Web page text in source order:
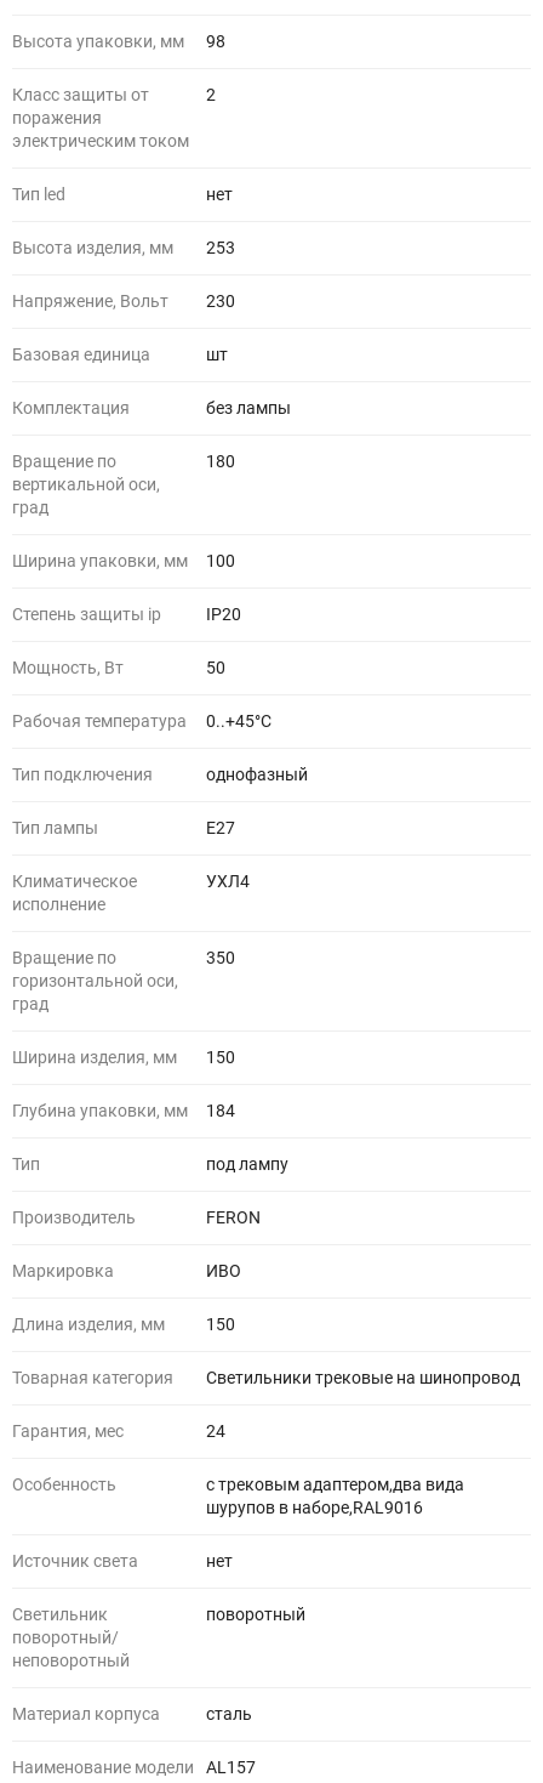
Высота упаковки, мм 98
Класс защиты от
поражения
электрическим током
2
Тип led нет
Высота изделия, мм 253
Напряжение, Вольт 230
Базовая единица шт
Комплектация без лампы
Вращение по
вертикальной оси,
град
180
Ширина упаковки, мм 100
Степень защиты ip IP20
Мощность, Вт 50
Рабочая температура 0..+45°C
Тип подключения однофазный
Тип лампы E27
Климатическое
исполнение
УХЛ4
Вращение по
горизонтальной оси,
град
350
Ширина изделия, мм 150
Глубина упаковки, мм 184
Тип под лампу
Производитель FERON
Маркировка ИВО
Длина изделия, мм 150
Товарная категория Светильники трековые на шинопровод
Гарантия, мес 24
Особенность
с трековым адаптером,два вида
шурупов в наборе,RAL9016
Источник света нет
Светильник
поворотный/
неповоротный
поворотный
Материал корпуса сталь
Наименование модели AL157